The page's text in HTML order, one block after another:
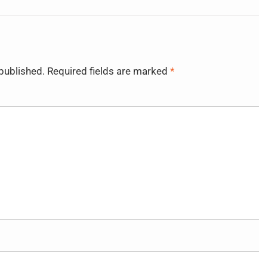
Required fields are marked *